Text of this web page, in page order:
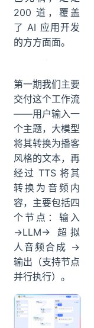
200 道，覆盖
了 AI 应用开发
的方方面面。
第一期我们主要
交付这个工作流
——用户输入一
个主题，大模型
将其转换为播客
风格的文本，再
经过 TTS 将其
转换为音频内
容，主要包括四
个节点：输入
→LLM→ 超拟
人音频合成 →
输出（支持节点
并行执行）。